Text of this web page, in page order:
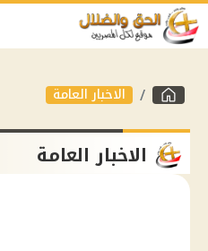
الاخبار العامة
الاخبار العامة